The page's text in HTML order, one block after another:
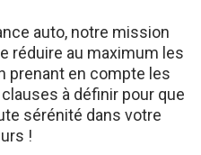
auto, notre mission
réduire au maximum les
prenant en compte les
à définir pour que
sérénité dans votre
!